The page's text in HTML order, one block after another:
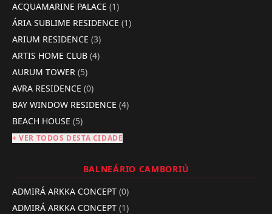
ACQUAMARINE PALACE (1)
ÁRIA SUBLIME RESIDENCE (1)
ARIUM RESIDENCE (3)
ARTIS HOME CLUB (4)
AURUM TOWER (5)
AVRA RESIDENCE (0)
BAY WINDOW RESIDENCE (4)
BEACH HOUSE (5)
+ VER TODOS DESTA CIDADE
BALNEÁRIO CAMBORIÚ
ADMIRÁ ARKKA CONCEPT (0)
ADMIRÁ ARKKA CONCEPT (1)